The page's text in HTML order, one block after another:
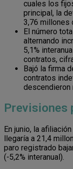
cuales los
principal, la
3,76 millones
El número
alternando
5,1%
contratos,
Bajó la firma
contratos
descendieron
Previsiones
En junio, la
llegaría a 21,4
paro registrado
(-5,2% interanual).